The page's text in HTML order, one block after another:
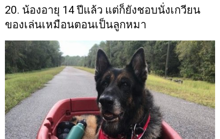
20. น้องอายุ 14 ปีแล้ว แต่ก็ยังชอบนั่งเกวียน
ของเล่นเหมือนตอนเป็นลูกหมา